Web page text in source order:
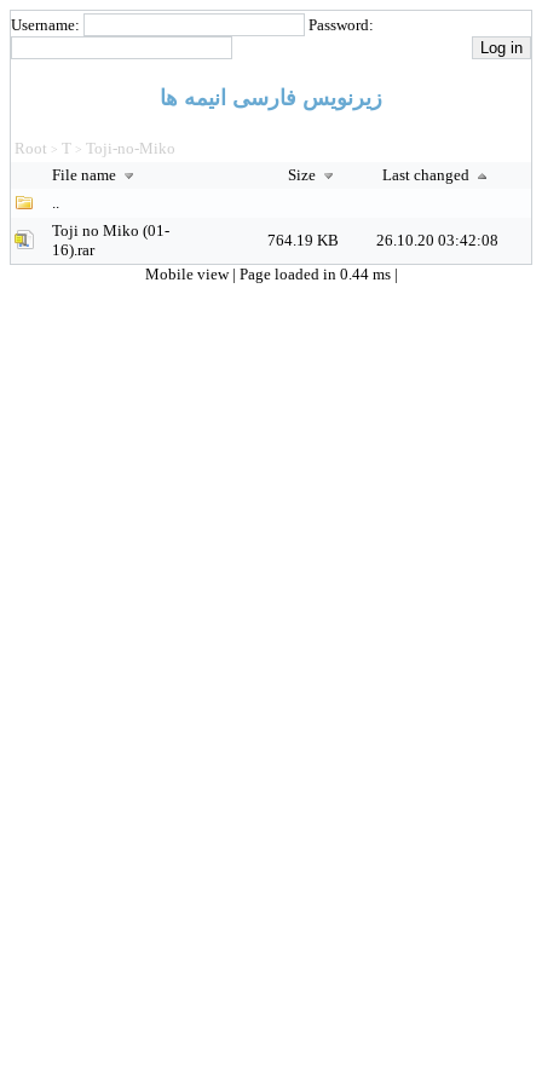
Username: Password:
زیرنویس فارسی انیمه ها
Root > T > Toji-no-Miko
File name
Size
Last changed
..
Toji no Miko (01-
16).rar
764.19 KB
26.10.20 03:42:08
Mobile view | Page loaded in 0.44 ms |